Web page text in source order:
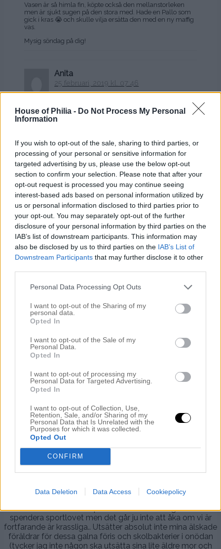
House of Philia - Do Not Process My Personal
Information
If you wish to opt-out of the sale, sharing to third parties, or
processing of your personal or sensitive information for
targeted advertising by us, please use the below opt-out
section to confirm your selection. Please note that after your
opt-out request is processed you may continue seeing
interest-based ads based on personal information utilized by
us or personal information disclosed to third parties prior to
your opt-out. You may separately opt-out of the further
disclosure of your personal information by third parties on the
IAB’s list of downstream participants. This information may
also be disclosed by us to third parties on the IAB’s List of
Downstream Participants that may further disclose it to other
Personal Data Processing Opt Outs
I want to opt-out of the Sharing of my
personal data.
Opted In
I want to opt-out of the Sale of my
Personal Data.
Opted In
I want to opt-out of processing my
Personal Data for Targeted Advertising.
Opted In
I want to opt-out of Collection, Use,
Retention, Sale, and/or Sharing of my
Personal Data that Is Unrelated with the
Purposes for which it was collected.
Opted Out
CONFIRM
Data Deletion Data Access Cookiepolicy
Vasen är så himla fin, köpte också den mellanstorleken
men är sjukt sugen på den stora med. Hade en Pallo som
gick i kras 😭 och skulle vilja ersätta den med en ny maffig
vas.
Mysig söndag på dig!
Anita
25 februari, 2019 kl. 07:46
Maria
25 februari, 2019 kl. 08:16
ÄLSKAR ÄLSKAR ÄLSKAR din blogg!!!!
Comments are closed.
Rekommenderade inlägg
PÄLSJACKAN I VINTER
PERFEKTA PEPPARKAKOR
FÖRSTA LJUSET TÄNT!
DET UNDERBARA JULPORSLINET
SPORTLOV RUNT HÖRNET
17:24 | FEB 21. 201921
Petra Admin Comments are off for this
.
Hellooo torsdag!
och nu håller vi tummarna att det är helt friska barn som
vaknar upp imorgon! Vi har nämligen planerat att åka till
mormor och morfar på Gotland i övermorgon och
spendera sportlovet men det går ju inte att åka om vi är
fortfarande är krassliga.. Utsätter absolut inte mina älskade
föräldrar för dessa galna föris och skolbakterier i onödan
(tycker jag inte någon ska utsätta sina lite äldre mor och